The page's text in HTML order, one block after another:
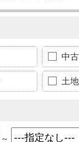
中
土地
～